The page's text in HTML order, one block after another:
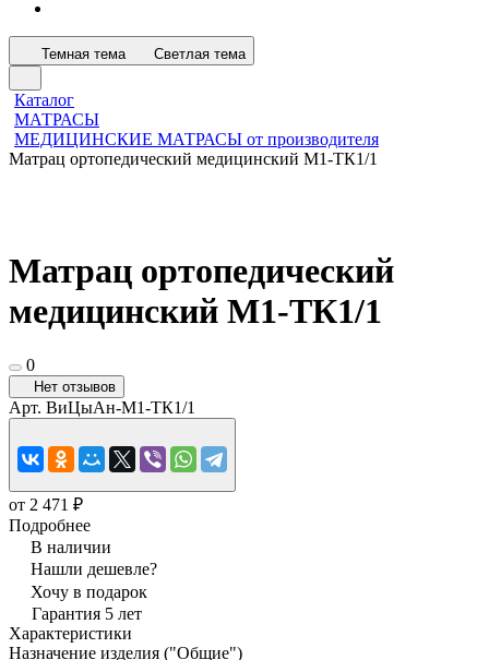
Темная тема Светлая тема
Каталог
МАТРАСЫ
МЕДИЦИНСКИЕ МАТРАСЫ от производителя
Матрац ортопедический медицинский М1-ТК1/1
Матрац ортопедический
медицинский М1-ТК1/1
0
Нет отзывов
Арт. ВиЦыАн-М1-ТК1/1
от 2 471 ₽
Подробнее
В наличии
Нашли дешевле?
Хочу в подарок
Гарантия 5 лет
Характеристики
Назначение изделия ("Общие")